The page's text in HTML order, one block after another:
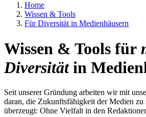
Home
Wissen & Tools
Für Diversität in Medienhäusern
Wissen & Tools für
Diversitätin
Seit unserer Gründung arbeiten wir mit
daran, die Zukunftsfähigkeit der Medien zu
überzeugt: Ohne Vielfalt in den